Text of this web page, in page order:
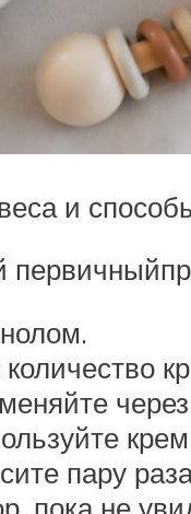
и
пару